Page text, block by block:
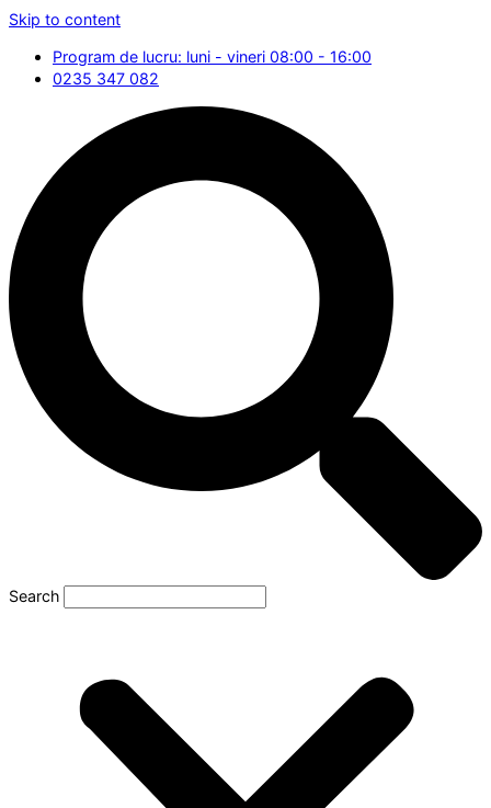
Skip to content
Program de lucru: luni - vineri 08:00 - 16:00
0235 347 082
Search